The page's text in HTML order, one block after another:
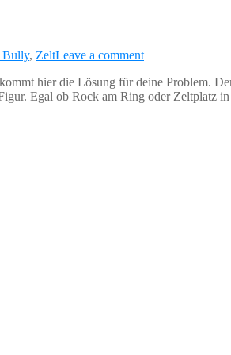
, ZeltLeave a comment
hier die Lösung für deine Problem.
Egal ob Rock am Ring oder Zeltplatz